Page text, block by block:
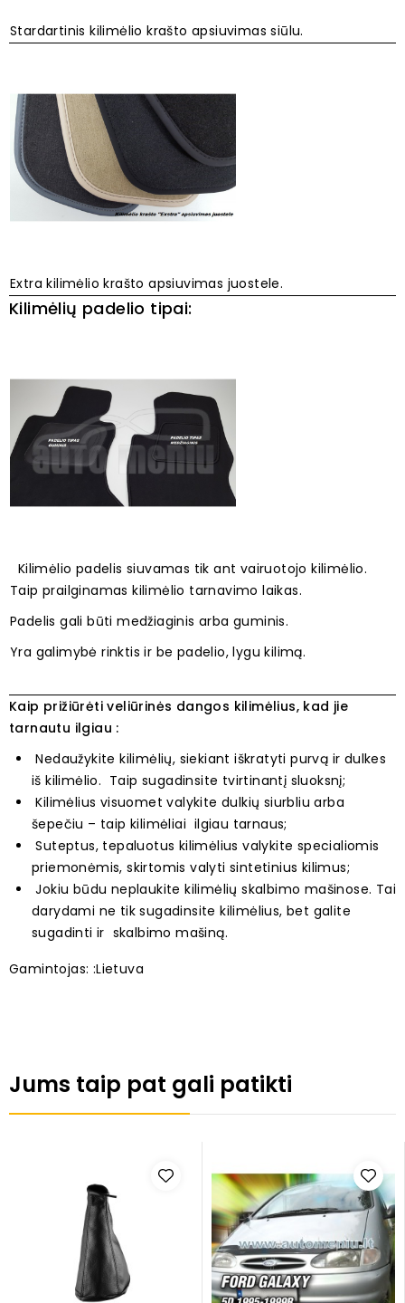
Stardartinis kilimėlio krašto apsiuvimas siūlu.
Extra kilimėlio krašto apsiuvimas juostele.
Kilimėlių padelio tipai:
Kilimėlio padelis siuvamas tik ant vairuotojo kilimėlio.
Taip prailginamas kilimėlio tarnavimo laikas.
Padelis gali būti medžiaginis arba guminis.
Yra galimybė rinktis ir be padelio, lygu kilimą.
Kaip prižiūrėti veliūrinės dangos kilimėlius, kad jie
tarnautu ilgiau :
Nedaužykite kilimėlių, siekiant iškratyti purvą ir dulkes
iš kilimėlio. Taip sugadinsite tvirtinantį sluoksnį;
Kilimėlius visuomet valykite dulkių siurbliu arba
šepečiu – taip kilimėliai ilgiau tarnaus;
Suteptus, tepaluotus kilimėlius valykite specialiomis
priemonėmis, skirtomis valyti sintetinius kilimus;
Jokiu būdu neplaukite kilimėlių skalbimo mašinose. Tai
darydami ne tik sugadinsite kilimėlius, bet galite
sugadinti ir skalbimo mašiną.
Gamintojas: :Lietuva
Jums taip pat gali patikti